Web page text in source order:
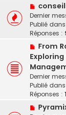
g
e
a
u
m
e
s
s
a
g
e
N
o
u
v
a
u
m
e
s
s
g
Dernier
Publié dans
Réponses :
N
o
u
v
e
a
u
m
From
Dernier
Publié dans
Réponses : 1
N